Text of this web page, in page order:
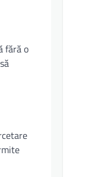
fără o